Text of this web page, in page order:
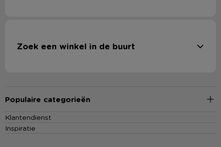
Zoek een winkel in de buurt
Populaire categorieën
Klantendienst
Inspiratie